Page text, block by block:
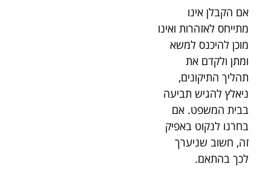
אם הקבלן אינו
מתייחס לאזהרות ואינו
מוכן להיכנס למשא
ומתן ולקדם את
תהליך התיקונים,
ניאלץ להגיש תביעה
בבית המשפט. אם
בחרנו לנקוט באפיק
זה, חשוב שניערך
לכך בהתאם.